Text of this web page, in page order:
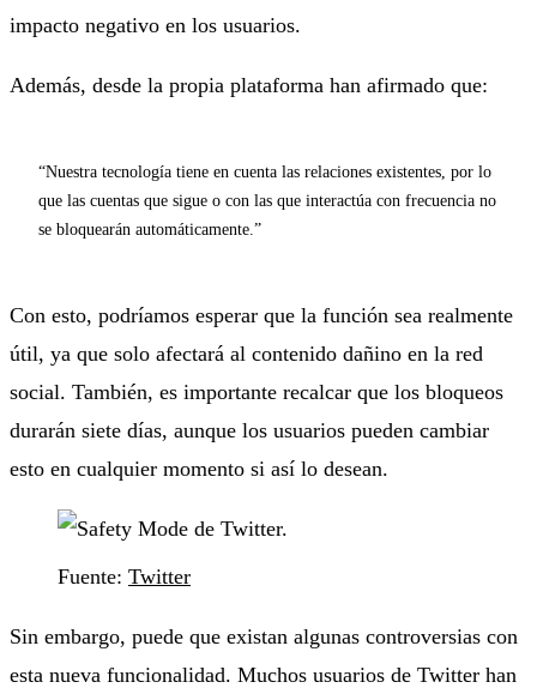
impacto negativo en los usuarios.
Además, desde la propia plataforma han afirmado que:
“Nuestra tecnología tiene en cuenta las relaciones existentes, por lo
que las cuentas que sigue o con las que interactúa con frecuencia no
se bloquearán automáticamente.”
Con esto, podríamos esperar que la función sea realmente
útil, ya que solo afectará al contenido dañino en la red
social. También, es importante recalcar que los bloqueos
durarán siete días, aunque los usuarios pueden cambiar
esto en cualquier momento si así lo desean.
Fuente: Twitter
Sin embargo, puede que existan algunas controversias con
esta nueva funcionalidad. Muchos usuarios de Twitter han